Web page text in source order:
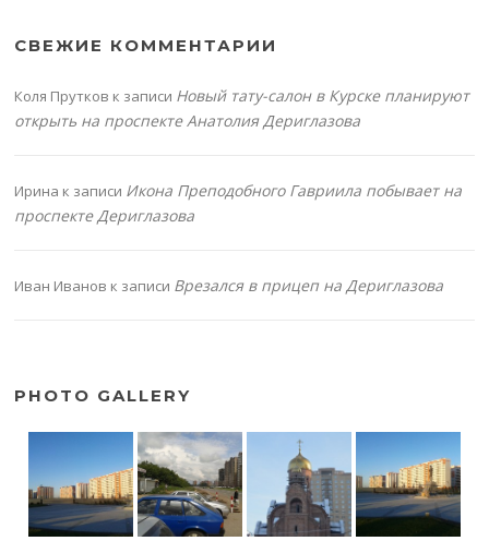
СВЕЖИЕ КОММЕНТАРИИ
Коля Прутков к записи Новый тату-салон в Курске планируют
открыть на проспекте Анатолия Дериглазова
Ирина к записи Икона Преподобного Гавриила побывает на
проспекте Дериглазова
Иван Иванов к записи Врезался в прицеп на Дериглазова
PHOTO GALLERY